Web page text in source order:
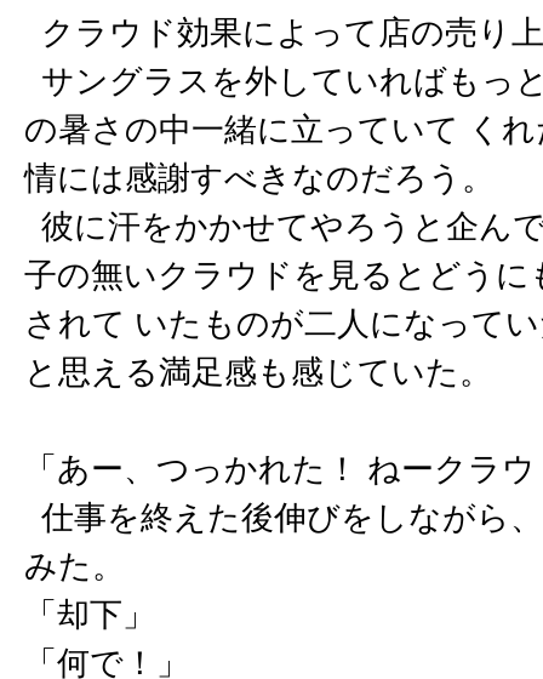
クラウド効果によって店の売り
サングラスを外していればもっ
の暑さの中一緒に立っていて く
情には感謝すべきなのだろう。
彼に汗をかかせてやろうと企ん
子の無いクラウドを見るとどう
されて いたものが二人になって
と思える満足感も感じていた。
「あー、つっかれた！ ねークラ
仕事を終えた後伸びをしながら
みた。
「却下」
「何で！」